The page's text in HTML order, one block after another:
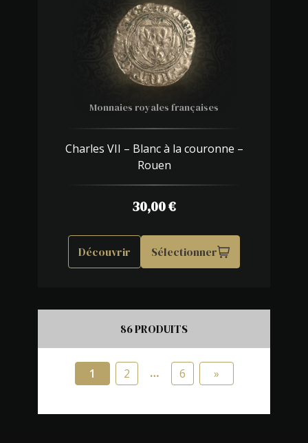
Monnaies royales françaises
Charles VII – Blanc à la couronne –
Rouen
30,00€
Découvrir Sélectionner
86 PRODUITS
1 2 … 6 »